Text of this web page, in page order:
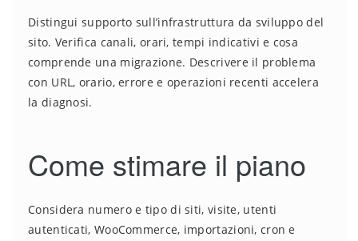
Distingui supporto sull’infrastruttura da sviluppo del
sito. Verifica canali, orari, tempi indicativi e cosa
comprende una migrazione. Descrivere il problema
con URL, orario, errore e operazioni recenti accelera
la diagnosi.
Come stimare il piano
Considera numero e tipo di siti, visite, utenti
autenticati, WooCommerce, importazioni, cron e